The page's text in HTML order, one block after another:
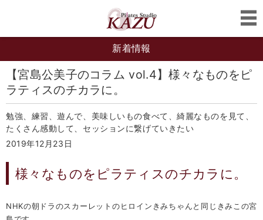
新着情報
【宮島公美子のコラム vol.4】様々なものをピ
ラティスのチカラに。
勉強、練習、遊んで、美味しいもの食べて、綺麗なものを見て、
たくさん感動して、セッションに繋げていきたい
2019年12月23日
様々なものをピラティスのチカラに。
NHKの朝ドラのスカーレットのヒロインきみちゃんと同じきみこの宮